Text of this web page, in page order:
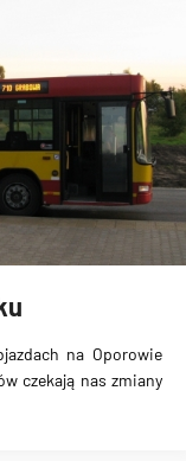
na Oporowie
czekają nas zmiany